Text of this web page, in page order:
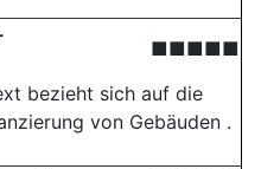
■■■■■
bezieht sich auf die
von Gebäuden .